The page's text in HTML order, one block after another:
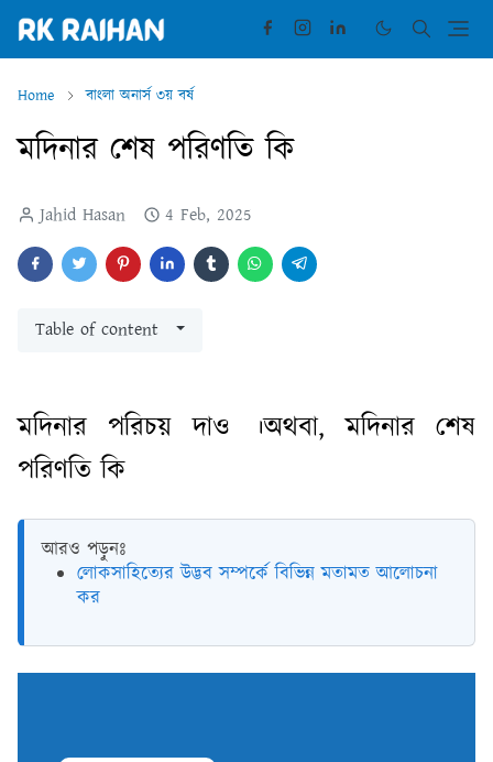
Home বাংলা অনার্স ৩য় বর্ষ
মদিনার শেষ পরিণতি কি
Jahid Hasan 4 Feb, 2025
Table of content
মদিনার পরিচয় দাও ।অথবা, মদিনার শেষ
পরিণতি কি
আরও পড়ুনঃ
লোকসাহিত্যের উদ্ভব সম্পর্কে বিভিন্ন মতামত আলোচনা
কর